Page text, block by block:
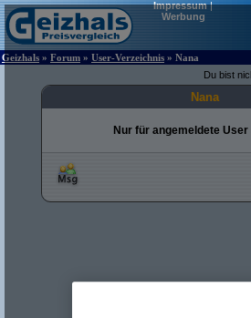
Impressum|
Werbung
Geizhals » Forum » User-Verzeichnis » Nana
Du bist
Nana
Nur für angemeldete